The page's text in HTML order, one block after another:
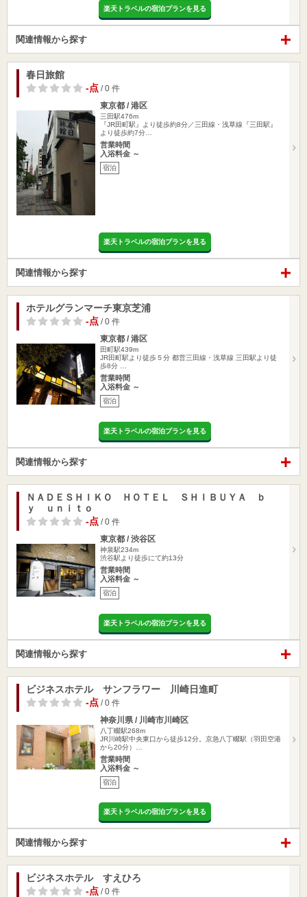
楽天トラベルの宿泊プランを見る
関連情報から探す
春日旅館
-点 / 0 件
東京都 / 港区
三田駅476m
『JR田町駅』より徒歩約8分／三田線・浅草線『三田駅』
より徒歩約7分…
営業時間
入浴料金 ～
宿泊
楽天トラベルの宿泊プランを見る
関連情報から探す
ホテルグランマーチ東京芝浦
-点 / 0 件
東京都 / 港区
田町駅439m
JR田町駅より徒歩５分 都営三田線・浅草線 三田駅より徒
歩8分 …
営業時間
入浴料金 ～
宿泊
楽天トラベルの宿泊プランを見る
関連情報から探す
ＮＡＤＥＳＨＩＫＯ ＨＯＴＥＬ ＳＨＩＢＵＹＡ ｂ
ｙ ｕｎｉｔｏ
-点 / 0 件
東京都 / 渋谷区
神泉駅234m
渋谷駅より徒歩にて約13分
営業時間
入浴料金 ～
宿泊
楽天トラベルの宿泊プランを見る
関連情報から探す
ビジネスホテル サンフラワー 川崎日進町
-点 / 0 件
神奈川県 / 川崎市川崎区
八丁畷駅268m
JR川崎駅中央東口から徒歩12分。京急八丁畷駅（羽田空港
から20分）…
営業時間
入浴料金 ～
宿泊
楽天トラベルの宿泊プランを見る
関連情報から探す
ビジネスホテル すえひろ
-点 / 0 件